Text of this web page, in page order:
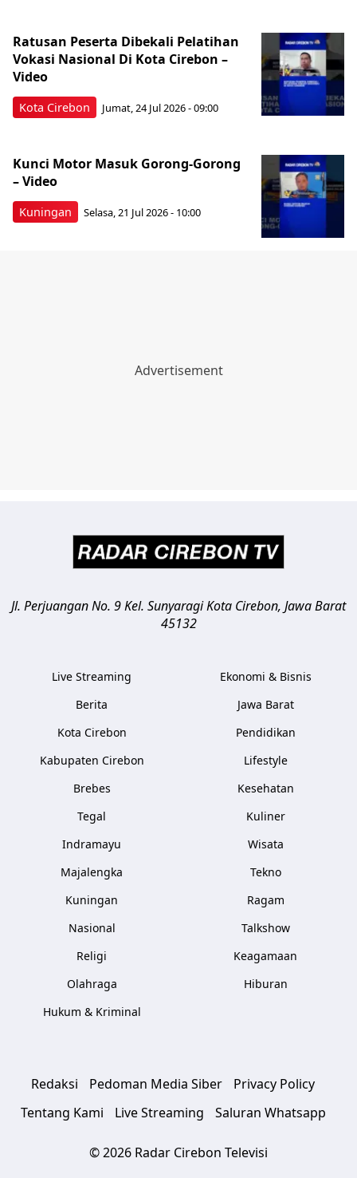
Kota Cirebon
Ratusan Peserta Dibekali Pelatihan
Vokasi Nasional Di Kota Cirebon –
Video
Jumat, 24 Jul 2026 - 09:00
Kuningan
Kunci Motor Masuk Gorong-Gorong
– Video
Selasa, 21 Jul 2026 - 10:00
Jl. Perjuangan No. 9 Kel. SunyaragiKota Cirebon, Jawa Barat
45132
Live Streaming
Berita
Kota Cirebon
Kabupaten Cirebon
Brebes
Tegal
Indramayu
Majalengka
Kuningan
Nasional
Religi
Olahraga
Hukum & Kriminal
Ekonomi & Bisnis
Jawa Barat
Pendidikan
Lifestyle
Kesehatan
Kuliner
Wisata
Tekno
Ragam
Talkshow
Keagamaan
Hiburan
Redaksi Pedoman Media Siber
Privacy Policy
Tentang Kami
Live Streaming Saluran Whatsapp
© 2026 Radar Cirebon Televisi